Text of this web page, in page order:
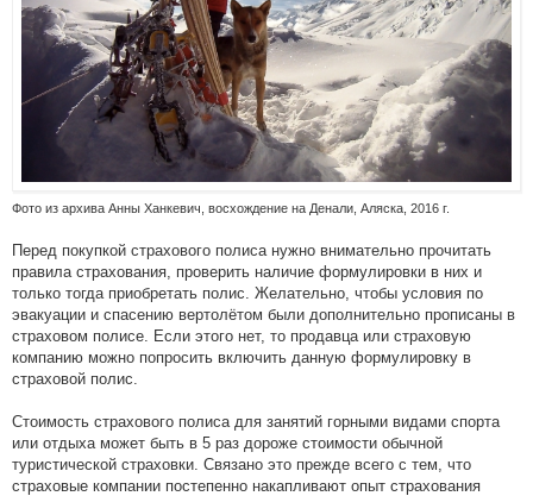
Фото из архива Анны Ханкевич, восхождение на Денали, Аляска, 2016 г.
Перед покупкой страхового полиса нужно внимательно прочитать
правила страхования, проверить наличие формулировки в них и
только тогда приобретать полис. Желательно, чтобы условия по
эвакуации и спасению вертолётом были дополнительно прописаны в
страховом полисе. Если этого нет, то продавца или страховую
компанию можно попросить включить данную формулировку в
страховой полис.
Стоимость страхового полиса для занятий горными видами спорта
или отдыха может быть в 5 раз дороже стоимости обычной
туристической страховки. Связано это прежде всего с тем, что
страховые компании постепенно накапливают опыт страхования